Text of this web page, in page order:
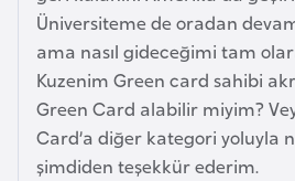
Üniversiteme de oradan
ama nasıl gideceğimi tam
Kuzenim Green card sahibi
Green Card alabilir miyim?
Card’a diğer kategori yoluyla
şimdiden teşekkür ederim.
l
l
a
n
d
a